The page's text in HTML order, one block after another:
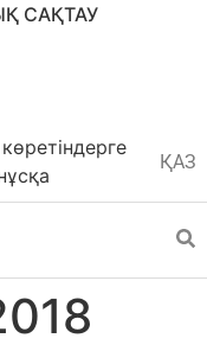
САҚТАУ
ҚАЗ
РУС